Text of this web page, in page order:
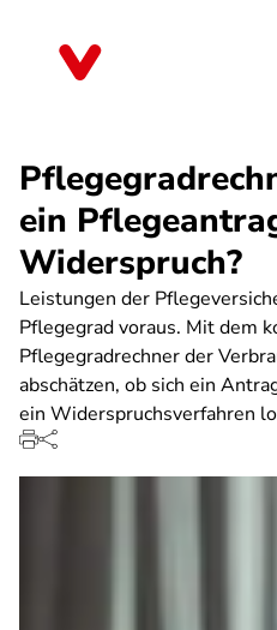
ein
Widerspruch?
Leistungen der
Pflegegrad voraus. Mit dem
Pflegegradrechner der
abschätzen, ob sich ein
ein Widerspruchsverfahren